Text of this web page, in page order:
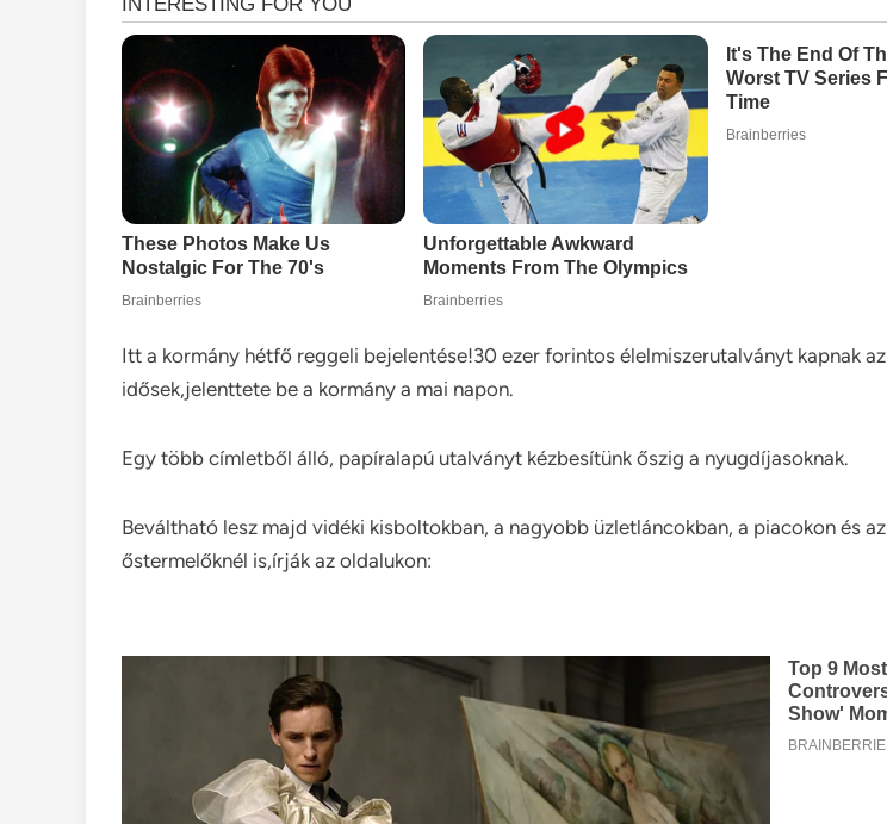
Itt a kormány hétfő reggeli bejelentése!30 ezer forintos élelmiszerutalványt kapnak az
idősek,jelenttete be a kormány a mai napon.
Egy több címletből álló, papíralapú utalványt kézbesítünk őszig a nyugdíjasoknak.
Beváltható lesz majd vidéki kisboltokban, a nagyobb üzletláncokban, a piacokon és az
őstermelőknél is,írják az oldalukon: